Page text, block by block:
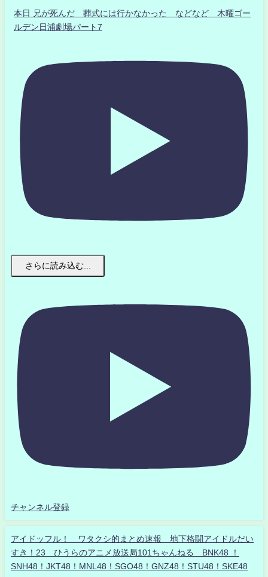
本日 兄が死んだ 葬式には行かなかった などなど 木曜ゴー
ルデン日浦劇場パート7
さらに読み込む...
チャンネル登録
アイドッフル！ ワタクシ的まとめ速報 地下格闘アイドルだい
すき！23 ひうらのアニメ放送局101ちゃんねる BNK48 ！
SNH48！JKT48！MNL48！SGO48！GNZ48！STU48！SKE48